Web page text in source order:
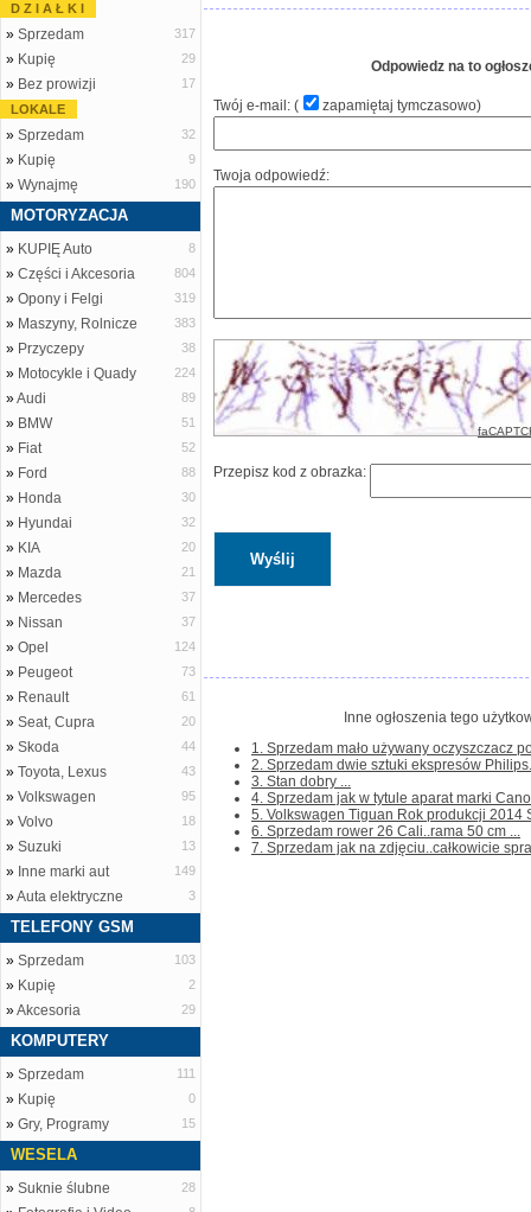
D Z I A Ł K I
» Sprzedam 317
» Kupię 29
» Bez prowizji
17
LOKALE
» Sprzedam 32
» Kupię 9
» Wynajmę 190
MOTORYZACJA
» KUPIĘ Auto 8
» Części i Akcesoria 804
» Opony i Felgi 319
» Maszyny, Rolnicze 383
» Przyczepy 38
» Motocykle i Quady 224
»Audi 89
» BMW 51
» Fiat 52
» Ford 88
» Honda 30
» Hyundai 32
» KIA 20
» Mazda 21
» Mercedes 37
» Nissan 37
» Opel 124
» Peugeot 73
» Renault 61
» Seat, Cupra 20
» Skoda 44
» Toyota, Lexus 43
» Volkswagen 95
» Volvo 18
» Suzuki 13
» Inne marki aut 149
»Auta elektryczne 3
TELEFONY GSM
» Sprzedam 103
» Kupię 2
»Akcesoria 29
KOMPUTERY
» Sprzedam 111
» Kupię 0
» Gry, Programy 15
WESELA
» Suknie ślubne 28
Odpowiedz na to
Twój e-mail: ( zapamiętaj tymczasowo)
Twoja odpowiedź:
Przepisz kod z obrazka:
Inne ogłoszenia tego
1. Sprzedam mało używany oczyszczacz
2. Sprzedam dwie sztuki ekspresów
3. Stan dobry ...
4. Sprzedam jak w tytule aparat marki
5. Volkswagen Tiguan Rok produkcji 2014
6. Sprzedam rower 26 Cali..rama 50 cm ...
7. Sprzedam jak na zdjęciu..całkowicie